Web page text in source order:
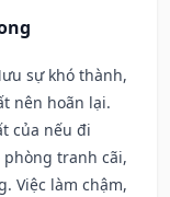
sự khó thành,
nên hoãn lại.
của nếu đi
tranh cãi,
Việc làm chậm,